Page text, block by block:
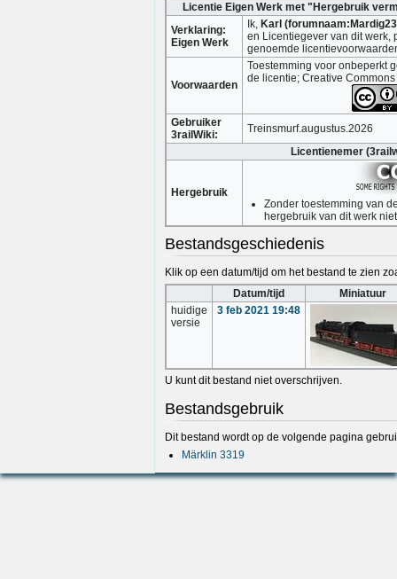
Licentie Eigen Werk met "Hergebruik
Verklaring:
Eigen Werk
Ik, Karl
en Licentiegever van dit werk,
genoemde
Voorwaarden
Toestemming voor onbeperkt
de licentie; Creative
Gebruiker
3railWiki:
Treinsmurf.augustus.2026
Licentienemer
Hergebruik
Zonder toestemming van
hergebruik van dit werk
Bestandsgeschiedenis
Klik op een datum/tijd om het bestand te zien
Datum/tijd
Miniatuur
huidige
versie
3 feb 2021 19:48
U kunt dit bestand niet overschrijven.
Bestandsgebruik
Dit bestand wordt op de volgende pagina
Märklin 3319